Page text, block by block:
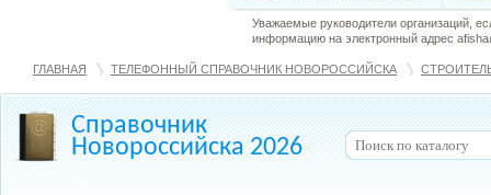
Уважаемые руководители организаций,
информацию на электронный адрес
ГЛАВНАЯ ТЕЛЕФОННЫЙ СПРАВОЧНИК НОВОРОССИЙСКА
Справочник
Новороссийска 2026